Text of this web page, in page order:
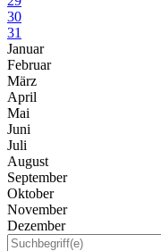
30
31
Januar
Februar
März
April
Mai
Juni
Juli
August
September
Oktober
November
Dezember